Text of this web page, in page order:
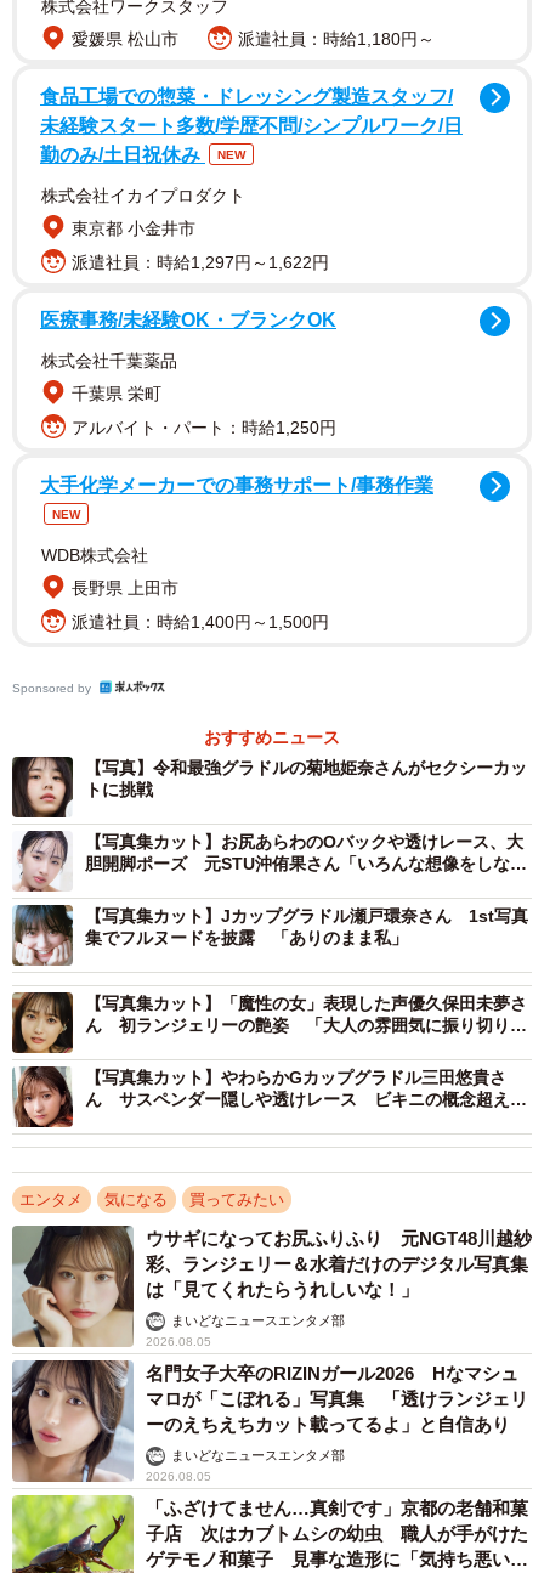
本作は5年間のグラビア活動の集大成として「撮影の場で、
学んだ事や培った物を全力でぶつけた、今の私の全部を詰
め込んだそんな写真集になっています」と胸を張り、「ち
とコメントしました。写真集公式X（@hina_third）でも先
行カットのほか、写真集情報やオフショットが随時公開さ
れます。
きくち・ひな 2004年10月19日生まれの20歳。茨城県出
身。
株式会社ワークスタッフ
愛媛県 松山市
派遣社員：時給1,180円～
食品工場での惣菜・ドレッシング製造スタッフ/
未経験スタート多数/学歴不問/シンプルワーク/日
勤のみ/土日祝休み
NEW
株式会社イカイプロダクト
東京都 小金井市
派遣社員：時給1,297円～1,622円
医療事務/未経験OK・ブランクOK
株式会社千葉薬品
千葉県 栄町
アルバイト・パート：時給1,250円
大手化学メーカーでの事務サポート/事務作業
NEW
WDB株式会社
長野県 上田市
派遣社員：時給1,400円～1,500円
Sponsored by
おすすめニュース
【写真】令和最強グラドルの菊地姫奈さんがセクシーカッ
トに挑戦
【写真集カット】お尻あらわのOバックや透けレース、大
胆開脚ポーズ 元STU沖侑果さん「いろんな想像をしなが
【写真集カット】Jカップグラドル瀬戸環奈さん 1st写真
集でフルヌードを披露 「ありのまま私」
【写真集カット】「魔性の女」表現した声優久保田未夢さ
ん 初ランジェリーの艶姿 「大人の雰囲気に振り切りま
【写真集カット】やわらかGカップグラドル三田悠貴さ
ん サスペンダー隠しや透けレース ビキニの概念超えた
エンタメ 気になる 買ってみたい
ウサギになってお尻ふりふり 元NGT48川越紗
彩、ランジェリー＆水着だけのデジタル写真集
は「見てくれたらうれしいな！」
まいどなニュースエンタメ部
2026.08.05
名門女子大卒のRIZINガール2026 Hなマシュ
マロが「こぼれる」写真集 「透けランジェリ
ーのえちえちカット載ってるよ」と自信あり
まいどなニュースエンタメ部
2026.08.05
「ふざけてません…真剣です」京都の老舗和菓
子店 次はカブトムシの幼虫 職人が手がけた
ゲテモノ和菓子 見事な造形に「気持ち悪いく